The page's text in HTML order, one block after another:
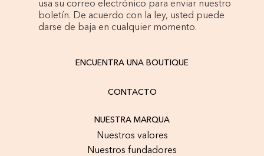
usa su correo electrónico para enviar nuestro
boletín. De acuerdo con la ley, usted puede
darse de baja en cualquier momento.
ENCUENTRA UNA BOUTIQUE
CONTACTO
NUESTRA MARQUA
Nuestros valores
Nuestros fundadores